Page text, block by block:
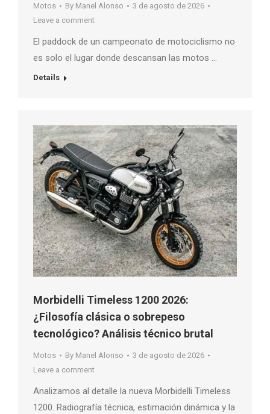
Motos By Manel Alonso
3 de agosto de 2026
Leave a comment
El paddock de un campeonato de motociclismo no
es solo el lugar donde descansan las motos …
Details
Morbidelli Timeless 1200 2026:
¿Filosofía clásica o sobrepeso
tecnológico? Análisis técnico brutal
Motos By Manel Alonso
3 de agosto de 2026
Leave a comment
Analizamos al detalle la nueva Morbidelli Timeless
1200. Radiografía técnica, estimación dinámica y la